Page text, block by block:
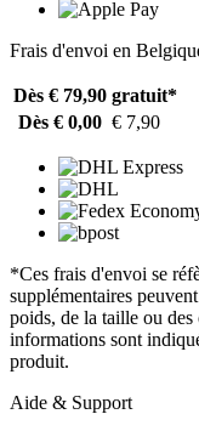
Frais d'envoi en
Dès € 79,90 gratuit*
Dès € 0,00 € 7,90
*Ces frais d'envoi se
supplémentaires
poids, de la taille ou
informations sont
produit.
Aide & Support